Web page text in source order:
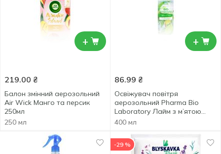
+
219.00 ₴
Балон змінний аерозольний
Air Wick Манго та персик
250мл
250 мл
+
86.99 ₴
Освіжувач повітря
аерозольний Pharma Bio
Laboratory Лайм з м’ятою
400мл
400 мл
-29 %